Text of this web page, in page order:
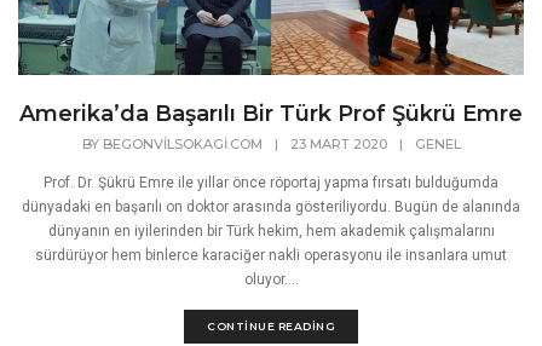
Amerika’da Başarılı Bir Türk Prof Şükrü Emre
BY BEGONVILSOKAGI.COM | 23 MART 2020 | GENEL
Prof. Dr. Şükrü Emre ile yıllar önce röportaj yapma fırsatı bulduğumda
dünyadaki en başarılı on doktor arasında gösteriliyordu. Bugün de alanında
dünyanın en iyilerinden bir Türk hekim, hem akademik çalışmalarını
sürdürüyor hem binlerce karaciğer nakli operasyonu ile insanlara umut
oluyor....
CONTINUE READING